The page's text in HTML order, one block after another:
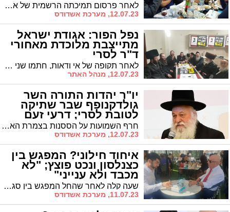
לאחר פרסום תמיכתה הרשמית של אגודת ישראל הארצית בראש העיר ד"ר לסרי, חושף סגן השר הרב יעקב טסלר: לאורך החודשים האחרונים הוא משך בחוטים עד לתמיכה הסופית
12.07.23, מערכת אשדודס
נפל הפור: אגודת ישראל
מתייצבת מלוכדת מאחורי
ד"ר לסרי
לאחר תקופה של אי ודאות, חתמו שני השרים הבכירים של אגו"י, הרב יצחק גולדקנופף והרב מאיר פרוש, על מכתב תמיכה בראש העיר ד"ר לסרי. השאלה הגדולה: מה תעשה כעת ש"ס?
12.07.23, מנהל האתר
יו"ר יהדות התורה השר
גולדקנופף שבר שתיקה
לטובת לסרי; דרעי זעם
ויריץ מועמד בבני ברק חרף השמועות על הססנות בצמרת הארצית של חסידות גור, יו"ר יהדות התורה והגורם הרשמי מטעם אגודת ישראל השר גולדקנופף הבהיר הבוקר כי מתנהל מו"מ מואץ לקראת הכרזה רשמית על תמיכה בד"ר לסרי לראשות העיר. בתגובה: יו"ר ש"ס דרעי לא נותר חייב וצפוי להכריז על ח"כ בוסו כמועמדה של ש"ס לראשות בני ברק
12.07.23, מערכת אשדודס
איחוד חילוני? המפגש בין
כצנלסון ונכט פוצץ; "לא
מכבד ולא ענייני"
שעה קלה לאחר שהחל המפגש בין סגני ראש העיר כצנלסון ונכט בניסיון לבחון איחוד במחנה החילוני - הוא פוצץ לאחר שנכט התעקש להעבירו בשידור חי * כצנלסון: "לא מכבד ולא ענייני"
11.07.23, מערכת אשדודס